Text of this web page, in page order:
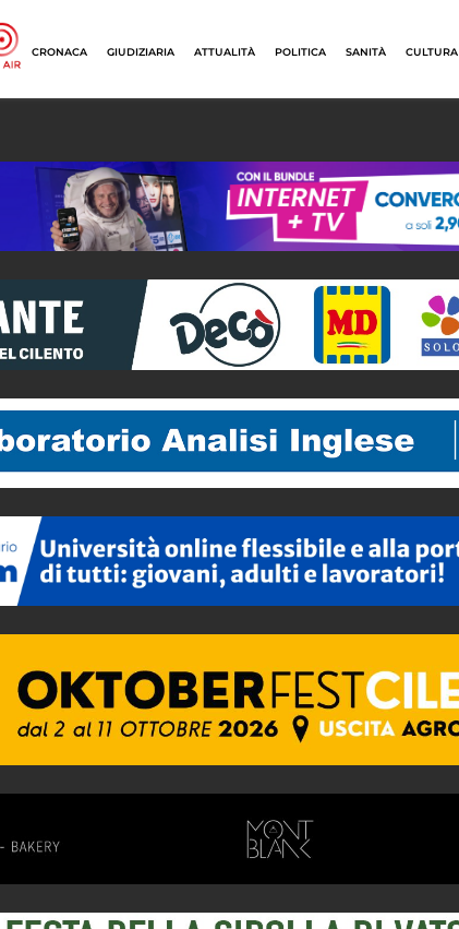
CRONACA GIUDIZIARIA ATTUALITÀ POLITICA SANITÀ CULTURA